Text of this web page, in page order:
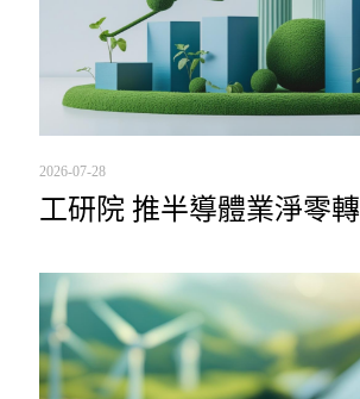
2026-07-28
工研院 推半導體業淨零